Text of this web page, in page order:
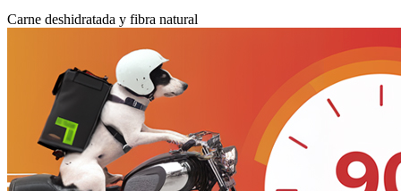
Carne deshidratada y fibra natural